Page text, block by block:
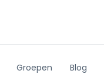
Groepen Blog